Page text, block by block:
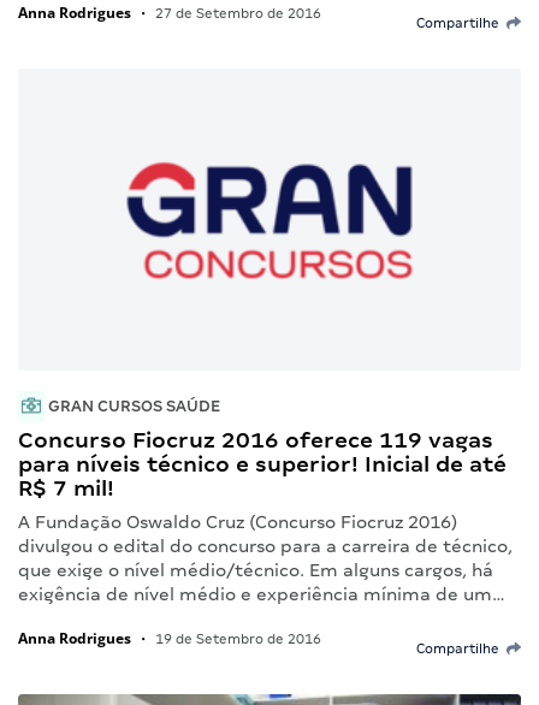
Anna Rodrigues • 27 de Setembro de 2016
Compartilhe
GRAN CURSOS SAÚDE
Concurso Fiocruz 2016 oferece 119 vagas
para níveis técnico e superior! Inicial de até
R$ 7 mil!
A Fundação Oswaldo Cruz (Concurso Fiocruz 2016)
divulgou o edital do concurso para a carreira de técnico,
que exige o nível médio/técnico. Em alguns cargos, há
exigência de nível médio e experiência mínima de um…
Anna Rodrigues • 19 de Setembro de 2016
Compartilhe